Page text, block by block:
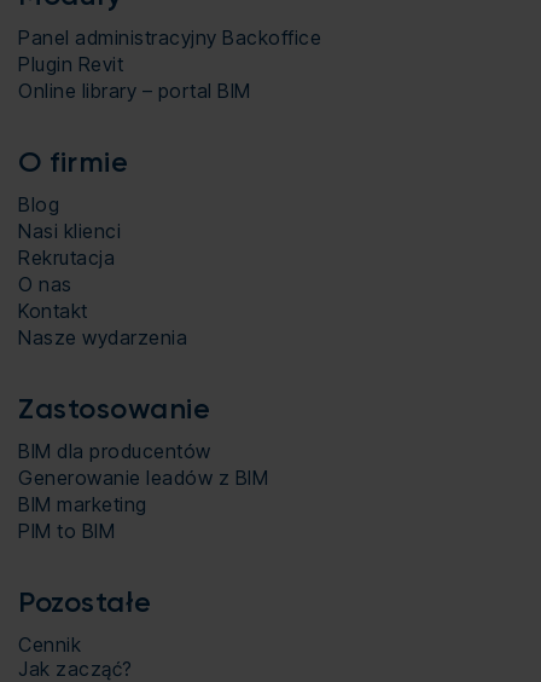
Panel administracyjny Backoffice
Plugin Revit
Online library – portal BIM
O firmie
Blog
Nasi klienci
Rekrutacja
O nas
Kontakt
Nasze wydarzenia
Zastosowanie
BIM dla producentów
Generowanie leadów z BIM
BIM marketing
PIM to BIM
Pozostałe
Cennik
Jak zacząć?